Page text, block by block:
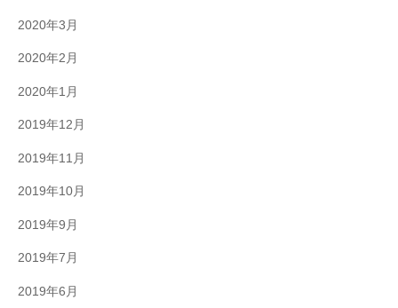
2020年3月
2020年2月
2020年1月
2019年12月
2019年11月
2019年10月
2019年9月
2019年7月
2019年6月